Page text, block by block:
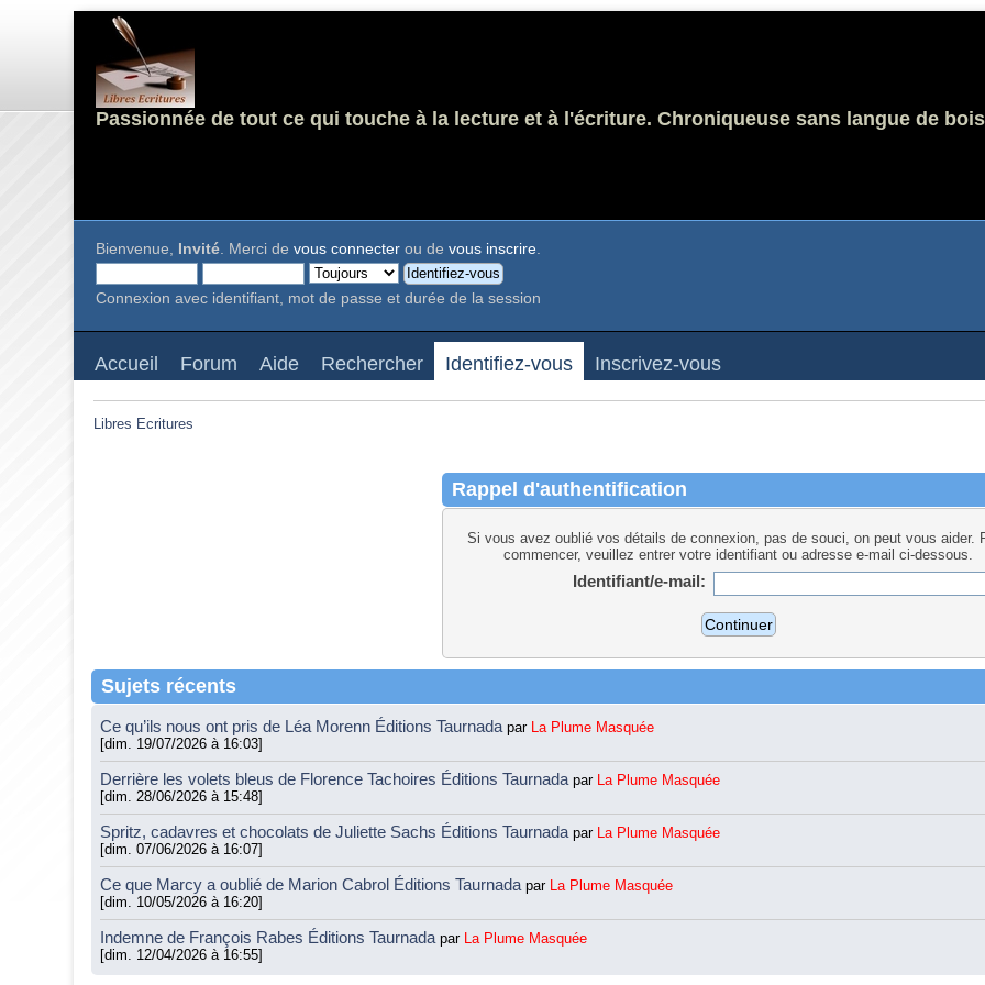
Passionnée de tout ce qui touche à la lecture et à l'écriture. Chroniqueuse sans langue de
Bienvenue, Invité. Merci devous connecter ou devous inscrire.
Connexion avec identifiant, mot de passe et durée de la session
Accueil Forum Aide Rechercher Identifiez-vous Inscrivez-vous
Libres Ecritures
Rappel d'authentification
Si vous avez oublié vos détails de connexion, pas de souci, on peut vous aider.
commencer, veuillez entrer votre identifiant ou adresse e-mail ci-dessous.
Identifiant/e-mail:
Sujets récents
Ce qu’ils nous ont pris de Léa Morenn Éditions Taurnada par La Plume Masquée
[dim. 19/07/2026 à 16:03]
Derrière les volets bleus de Florence Tachoires Éditions Taurnada par La Plume Masquée
[dim. 28/06/2026 à 15:48]
Spritz, cadavres et chocolats de Juliette Sachs Éditions Taurnada par La Plume Masquée
[dim. 07/06/2026 à 16:07]
Ce que Marcy a oublié de Marion Cabrol Éditions Taurnada par La Plume Masquée
[dim. 10/05/2026 à 16:20]
Indemne de François Rabes Éditions Taurnada par La Plume Masquée
[dim. 12/04/2026 à 16:55]